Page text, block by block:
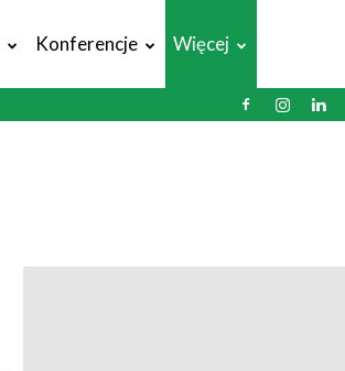
Konferencje Więcej